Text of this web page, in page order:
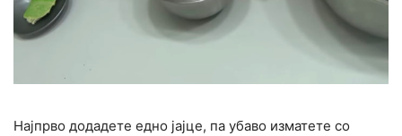
Најпрво додадете едно јајце, па убаво изматете со